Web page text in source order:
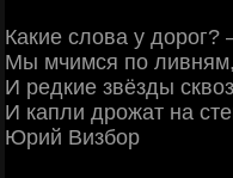
Какие слова у дорог?
Мы мчимся по
И редкие звёзды
И капли дрожат на
Юрий Визбор